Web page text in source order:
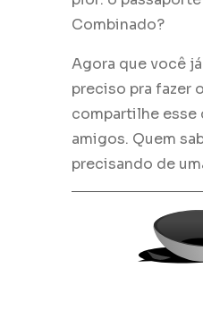
Combinado?
Agora que você
preciso pra fazer
compartilhe
amigos. Quem
precisando de